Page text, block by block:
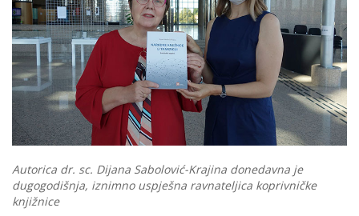
Autorica dr. sc. Dijana Sabolović-Krajina donedavna je
dugogodišnja, iznimno uspješna ravnateljica koprivničke
knjižnice